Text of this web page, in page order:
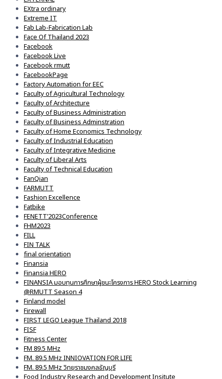
EXtra ordinary
Extreme IT
Fab Lab-Fabrication Lab
Face Of Thailand 2023
Facebook
Facebook Live
Facebook rmutt
FacebookPage
Factory Automation for EEC
Faculty of Agricultural Technology
Faculty of Architecture
Faculty of Business Administration
Faculty of Business Adminstration
Faculty of Home Economics Technology
Faculty of Industrial Education
Faculty of Integrative Medicine
Faculty of Liberal Arts
Faculty of Technical Education
FanQian
FARMUTT
Fashion Excellence
Fatbike
FENETT’2023Conference
FHM2023
FILL
FIN TALK
final orientation
Finansia
Finansia HERO
FINANSIA มอบทุนการศึกษาผู้ชนะโครงการ HERO Stock Learning
@RMUTT Season 4
Finland model
Firewall
FIRST LEGO League Thailand 2018
FISF
Fitness Center
FM 89.5 MHz
FM. 89.5 MHz INNIOVATION FOR LIFE
FM. 89.5 MHz วิทยุราชมงคลธัญบุรี
Food Industry Research and Development Insitute